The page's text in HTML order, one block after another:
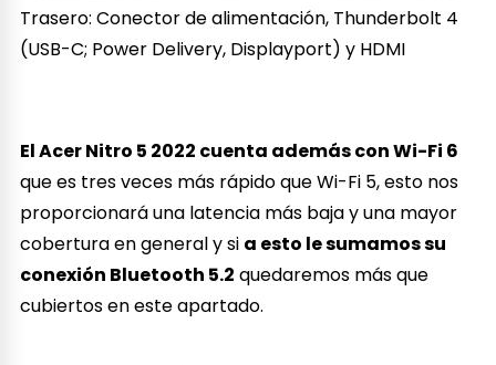
Trasero: Conector de alimentación, Thunderbolt 4
(USB-C; Power Delivery, Displayport) y HDMI
El Acer Nitro 5 2022 cuenta además con Wi-Fi 6
que es tres veces más rápido que Wi-Fi 5, esto nos
proporcionará una latencia más baja y una mayor
cobertura en general y si a esto le sumamos su
conexión Bluetooth 5.2 quedaremos más que
cubiertos en este apartado.